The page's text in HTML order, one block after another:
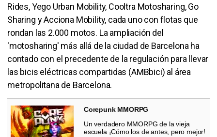
Rides, Yego Urban Mobility, Cooltra Motosharing, Go
Sharing y Acciona Mobility, cada uno con flotas que
rondan las 2.000 motos. La ampliación del
'motosharing' más allá de la ciudad de Barcelona ha
contado con el precedente de la regulación para llevar
las bicis eléctricas compartidas (AMBbici) al área
metropolitana de Barcelona.
Corepunk MMORPG
Un verdadero MMORPG de la vieja
escuela ¡Cómo los de antes, pero mejor!